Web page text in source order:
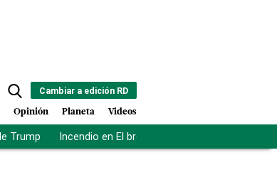
Cambiar a edición RD
Opinión Planeta Videos
Trump Incendio en El bronx